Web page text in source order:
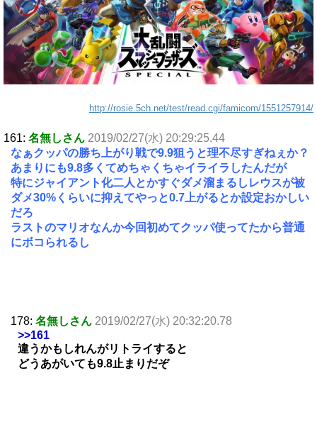
http://rosie.5ch.net/test/read.cgi/famicom/1551257914/
161: 名無しさん 2019/02/27(水) 20:29:25.44
なぁクッパの勝ち上がり戦で9.9狙うと理不尽すぎねぇか？
あまりにも9.8多くてめちゃくちゃイライラしたんだが
特にジャイアント化二人とかすぐダメ溜まるしレウスが被
ダメ30%くらいに抑えてやっと0.7上がるとか設定おかしい
だろ
ラストのマリオなんか今回初めてクッパ使ってたから普通
にボコられるし
178: 名無しさん 2019/02/27(水) 20:32:20.78
>>161
違うかもしれんがリトライすると
どうあがいても9.8止まりだぞ